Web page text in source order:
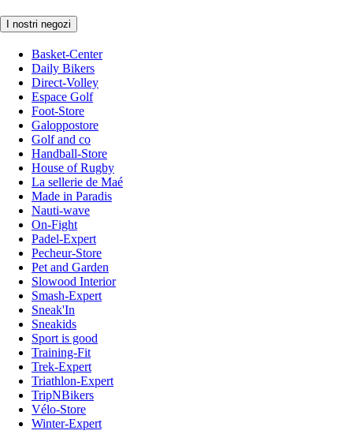
I nostri negozi
Basket-Center
Daily Bikers
Direct-Volley
Espace Golf
Foot-Store
Galoppostore
Golf and co
Handball-Store
House of Rugby
La sellerie de Maé
Made in Paradis
Nauti-wave
On-Fight
Padel-Expert
Pecheur-Store
Pet and Garden
Slowood Interior
Smash-Expert
Sneak'In
Sneakids
Sport is good
Training-Fit
Trek-Expert
Triathlon-Expert
TripNBikers
Vélo-Store
Winter-Expert